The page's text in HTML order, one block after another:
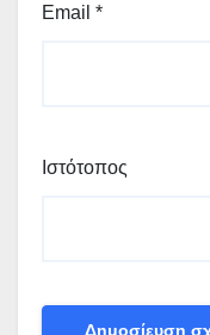
Email *
Ιστότοπος